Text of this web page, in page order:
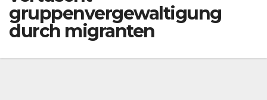
gruppenvergewaltigung
durch migranten